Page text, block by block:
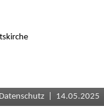
Datenschutz | 14.05.2025